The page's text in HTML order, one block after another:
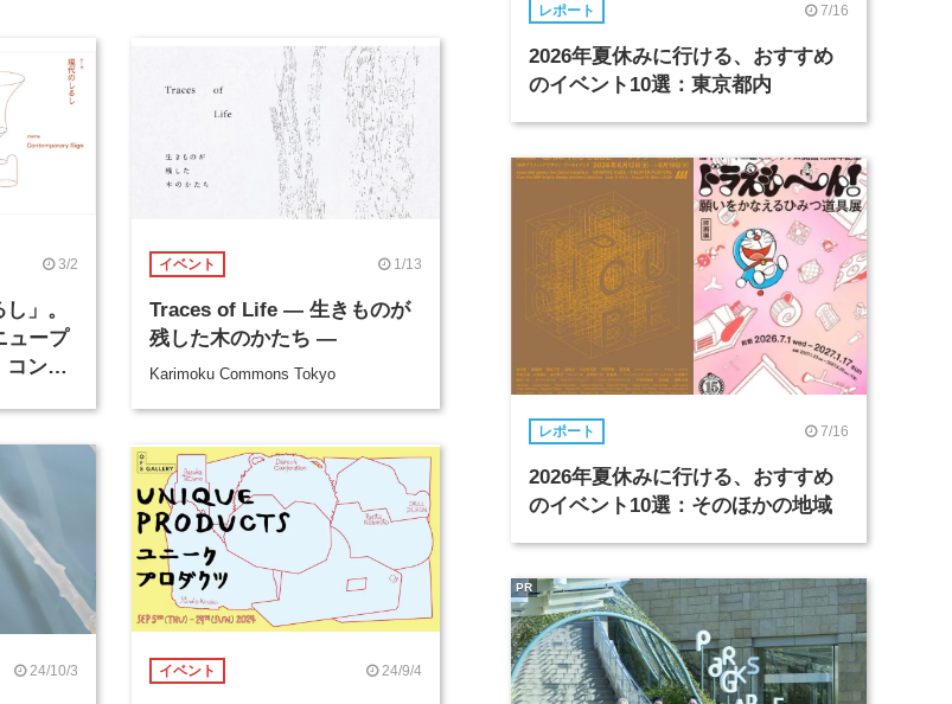
3/2
」。
ュープ
コンペ
イベント 1/13
Traces of Life ― 生きものが
残した木のかたち ―
Karimoku Commons Tokyo
24/10/3 イベント 24/9/4
レポート 7/16
2026年夏休みに行ける、おすすめ
のイベント10選：東京都内
レポート 7/16
2026年夏休みに行ける、おすすめ
のイベント10選：そのほかの地域
PR